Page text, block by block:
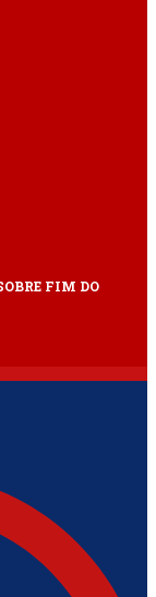
FIM DO